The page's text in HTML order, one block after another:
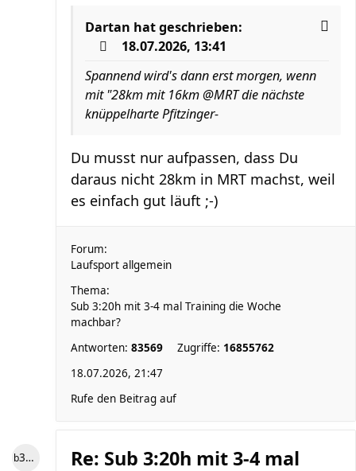
Dartan hat geschrieben:
18.07.2026, 13:41
Spannend wird's dann erst morgen, wenn
mit "28km mit 16km @MRT die nächste
knüppelharte Pfitzinger-
Du musst nur aufpassen, dass Du
daraus nicht 28km in MRT machst, weil
es einfach gut läuft ;-)
Forum:
Laufsport allgemein
Thema:
Sub 3:20h mit 3-4 mal Training die Woche
machbar?
Antworten: 83569 Zugriffe: 16855762
18.07.2026, 21:47
Rufe den Beitrag auf
b3ngel Re: Sub 3:20h mit 3-4 mal